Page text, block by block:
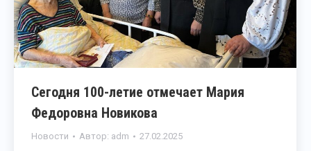
Сегодня 100-летие отмечает Мария
Федоровна Новикова
Новости Автор: adm 27.02.2025